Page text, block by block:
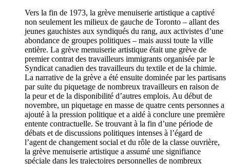
Vers la fin de 1973, la grève menuiserie artistique a captivé
non seulement les milieux de gauche de Toronto – allant des
jeunes gauchistes aux syndiqués du rang, aux activistes d’une
abondance de groupes politiques – mais aussi toute la ville
entière. La grève menuiserie artistique était une grève de
premier contrat des travailleurs immigrants organisée par le
Syndicat canadien des travailleurs du textile et de la chimie.
La narrative de la grève a été ensuite dominée par les partisans
par suite du piquetage de nombreux travailleurs en raison de
la peur et de la disponibilité d’autres emplois. Au début de
novembre, un piquetage en masse de quatre cents personnes a
ajouté à la pression politique et a aidé à conclure une première
entente contractuelle. Se trouvant à la fin d’une période de
débats et de discussions politiques intenses à l’égard de
l’agent de changement social et du rôle de la classe ouvrière,
la grève menuiserie artistique a assumé une signifiance
spéciale dans les trajectoires personnelles de nombreux